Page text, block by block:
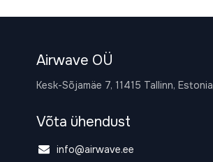
Airwave OÜ
Kesk-Sõjamäe 7, 11415 Tallinn, Estonia
Võta ühendust
info@airwave.ee